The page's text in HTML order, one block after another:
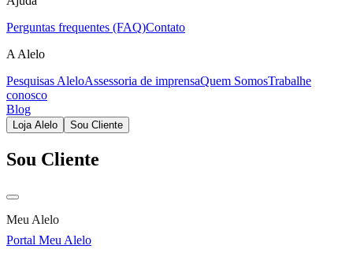
Perguntas frequentes (FAQ)Contato
A Alelo
Pesquisas AleloAssessoria de imprensaQuem SomosTrabalhe
conosco
Blog
Loja Alelo Sou Cliente
Sou Cliente
Meu Alelo
Portal Meu Alelo